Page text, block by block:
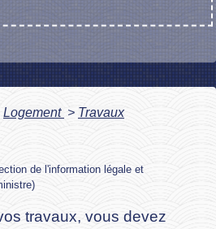
Logement > Travaux
de l'information légale et
travaux, vous devez